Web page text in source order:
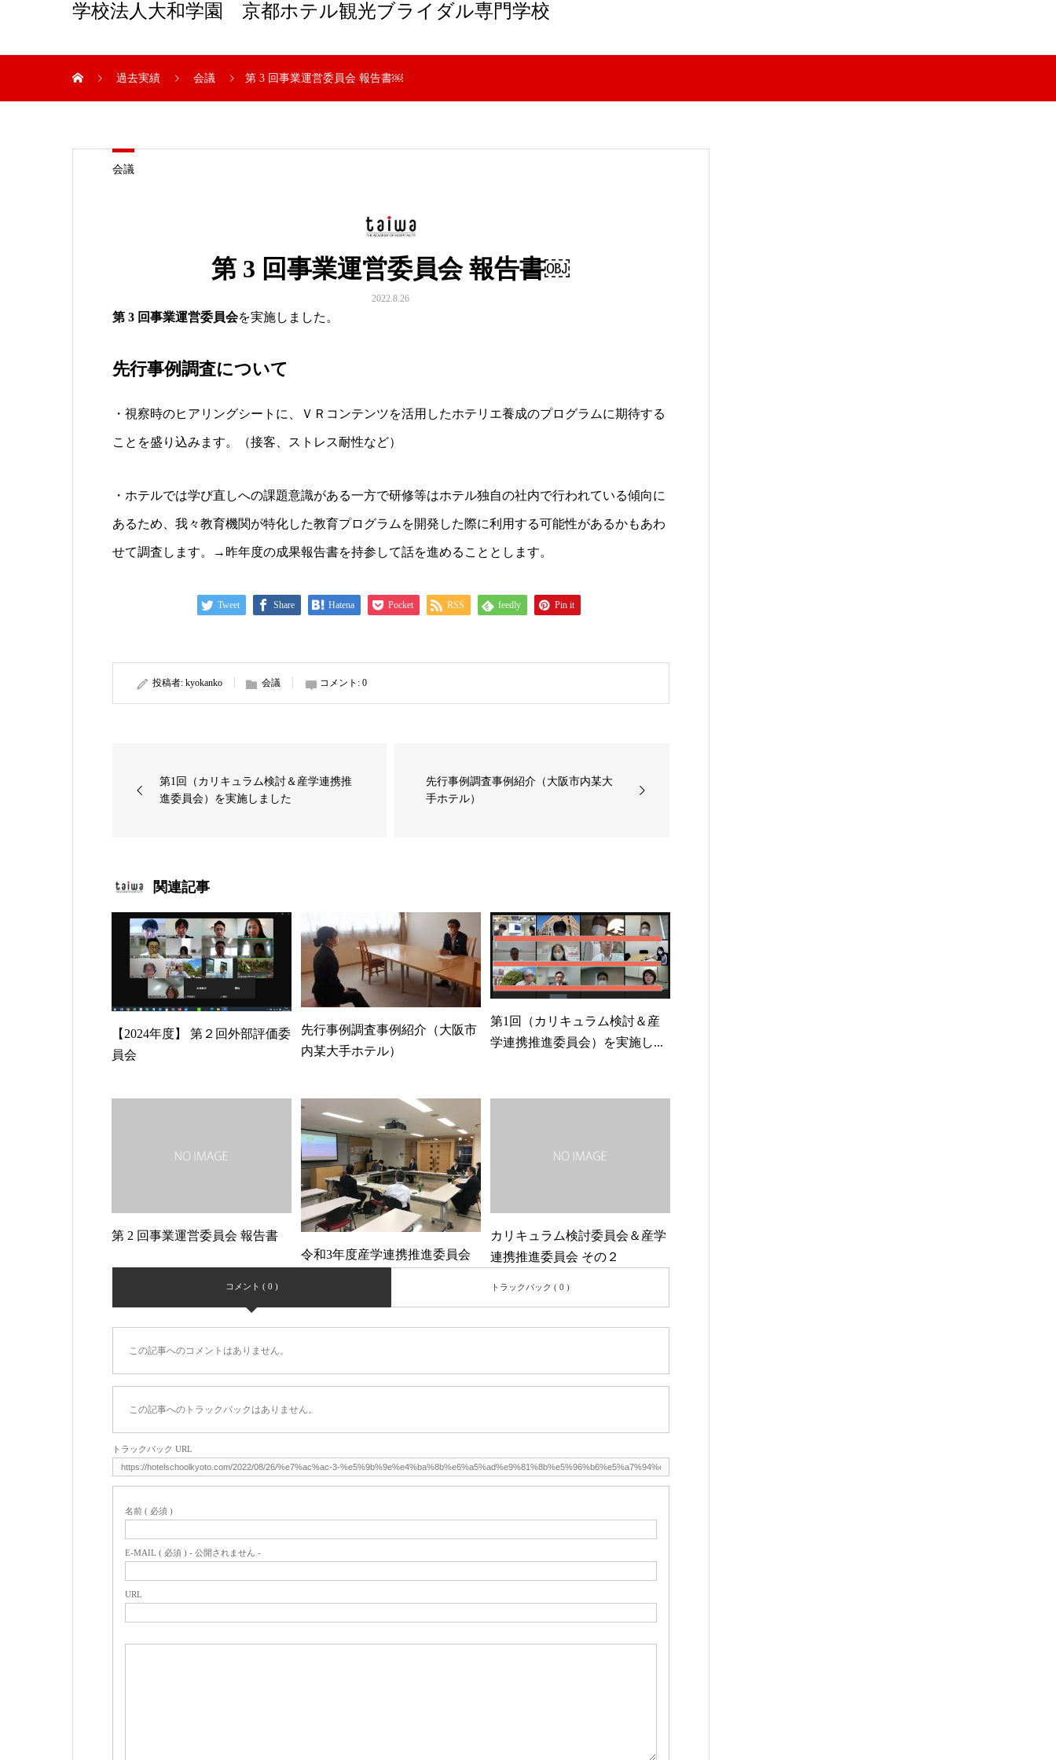
学校法人大和学園 京都ホテル観光ブライダル専門学校
過去実績 会議 第 3 回事業運営委員会 報告書￼
会議
第 3 回事業運営委員会 報告書￼
2022.8.26
第 3 回事業運営委員会を実施しました。
先行事例調査について
・視察時のヒアリングシートに、ＶＲコンテンツを活用したホテリエ養成のプログラムに期待する
ことを盛り込みます。（接客、ストレス耐性など）
・ホテルでは学び直しへの課題意識がある一方で研修等はホテル独自の社内で行われている傾向に
あるため、我々教育機関が特化した教育プログラムを開発した際に利用する可能性があるかもあわ
せて調査します。→昨年度の成果報告書を持参して話を進めることとします。
Tweet Share Hatena Pocket RSS feedly Pin it
投稿者: kyokanko 会議 コメント: 0
第1回（カリキュラム検討＆産学連携推
進委員会）を実施しました
先行事例調査事例紹介（大阪市内某大
手ホテル）
関連記事
【2024年度】 第２回外部評価委
員会
先行事例調査事例紹介（大阪市
内某大手ホテル）
第1回（カリキュラム検討＆産
学連携推進委員会）を実施し...
第 2 回事業運営委員会 報告書
令和3年度産学連携推進委員会
カリキュラム検討委員会＆産学
連携推進委員会 その２
コメント ( 0 ) トラックバック ( 0 )
この記事へのコメントはありません。
この記事へのトラックバックはありません。
トラックバック URL
名前 ( 必須 )
E-MAIL ( 必須 ) - 公開されません -
URL